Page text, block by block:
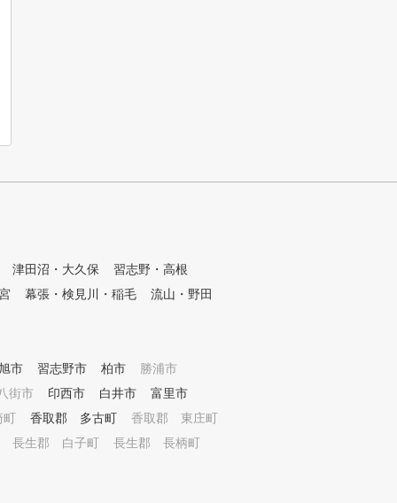
津田沼・大久保
習志野・高根
幕張・検見川・稲毛
流山・野田
旭市 習志野市 柏市
勝浦市
街市 印西市 白井市
富里市
香取郡 多古町
香取郡 東庄町
長生郡 白子町
長生郡 長柄町